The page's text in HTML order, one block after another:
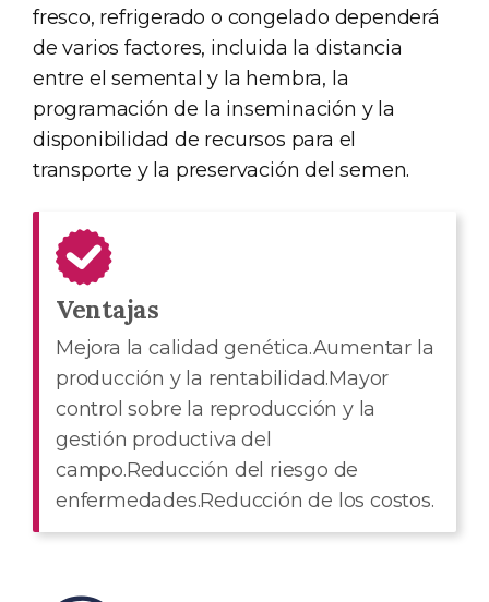
fresco, refrigerado o congelado dependerá
de varios factores, incluida la distancia
entre el semental y la hembra, la
programación de la inseminación y la
disponibilidad de recursos para el
transporte y la preservación del semen.
Ventajas
Mejora la calidad genética.Aumentar la
producción y la rentabilidad.Mayor
control sobre la reproducción y la
gestión productiva del
campo.Reducción del riesgo de
enfermedades.Reducción de los costos.